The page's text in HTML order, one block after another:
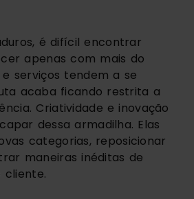
é difícil encontrar
apenas com mais do
serviços tendem a se
acaba ficando restrita a
Criatividade e inovação
dessa armadilha. Elas
categorias, reposicionar
maneiras inéditas de
cliente.